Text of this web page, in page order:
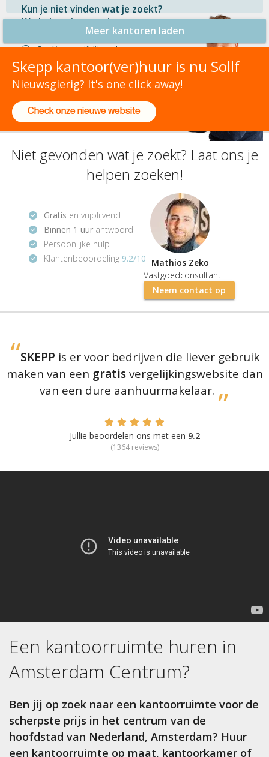
Kun je niet vinden wat je zoekt?
We helpen je graag!
Gratisen vrijblijvend
Binnen 1 uurantwoord
Persoonlijke hulp
Neem contact op
Meer kantoren laden
Skepp kantoor(ver)huur is nu Sollf
Nieuwsgierig? It's one click away!
Check onze nieuwe website
Niet gevonden wat je zoekt? Laat ons je
helpen zoeken!
Gratis en vrijblijvend
Binnen 1 uur antwoord
Persoonlijke hulp
Klantenbeoordeling 9.2/10 Mathios Zeko
Vastgoedconsultant
Neem contact op
SKEPP is er voor bedrijven die liever gebruik
maken van een gratisvergelijkingswebsite dan
van een dure aanhuurmakelaar.
Jullie beoordelen ons met een 9.2
(1364reviews)
Een kantoorruimte huren in
Amsterdam Centrum?
Ben jij op zoek naar een kantoorruimte voor de
scherpste prijs in het centrum van de
hoofdstad van Nederland, Amsterdam? Huur
een kantoorruimte op maat, kantoorkamer of